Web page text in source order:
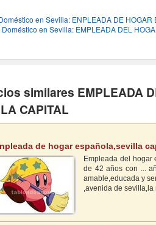
en Sevilla: ENPLEADA DE
en Sevilla: EMPLEADA DEL
similares EMPLEADA
CAPITAL
de hogar española,sevilla
Empleada del hogar
de 42 años con ...
amable,educada y
,avenida de